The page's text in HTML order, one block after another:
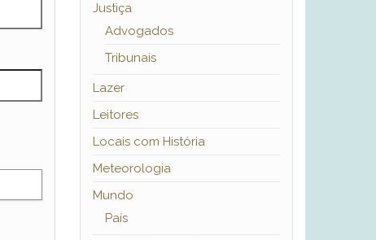
Justiça
Advogados
Tribunais
Lazer
Leitores
Locais com História
Meteorologia
Mundo
País